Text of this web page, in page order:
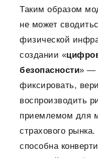
Таким образом
не может
физической
создании «
безопасности» —
фиксировать,
воспроизводить
приемлемом для
страхового
способна